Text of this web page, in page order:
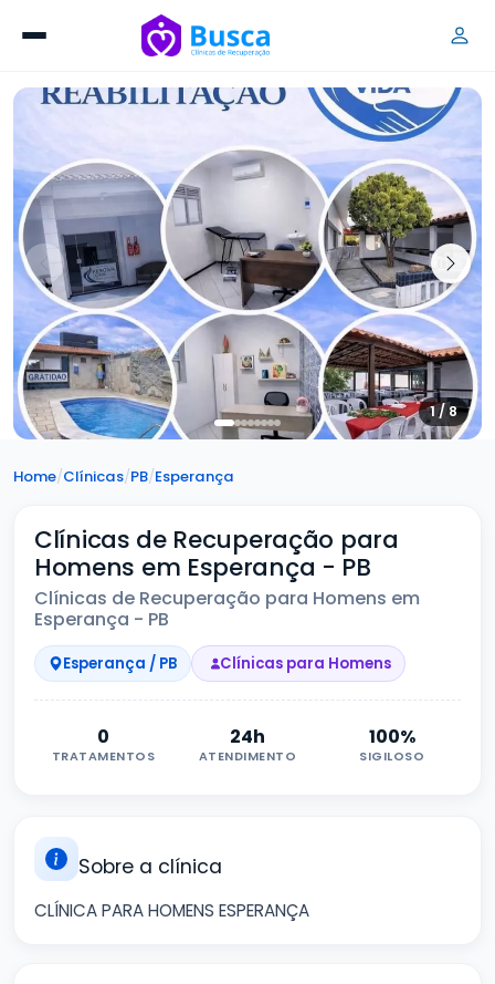
1 / 8
Home/Clínicas/PB/Esperança
Clínicas de Recuperação para
Homens em Esperança - PB
Clínicas de Recuperação para Homens em
Esperança - PB
Esperança / PB Clínicas para Homens
0
TRATAMENTOS
24h
ATENDIMENTO
100%
SIGILOSO
Sobre a clínica
CLÍNICA PARA HOMENS ESPERANÇA